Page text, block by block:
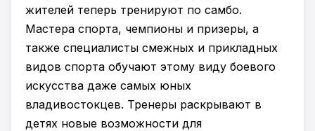
жителей теперь тренируют по самбо.
Мастера спорта, чемпионы и призеры, а
также специалисты смежных и прикладных
видов спорта обучают этому виду боевого
искусства даже самых юных
владивостокцев. Тренеры раскрывают в
детях новые возможности для